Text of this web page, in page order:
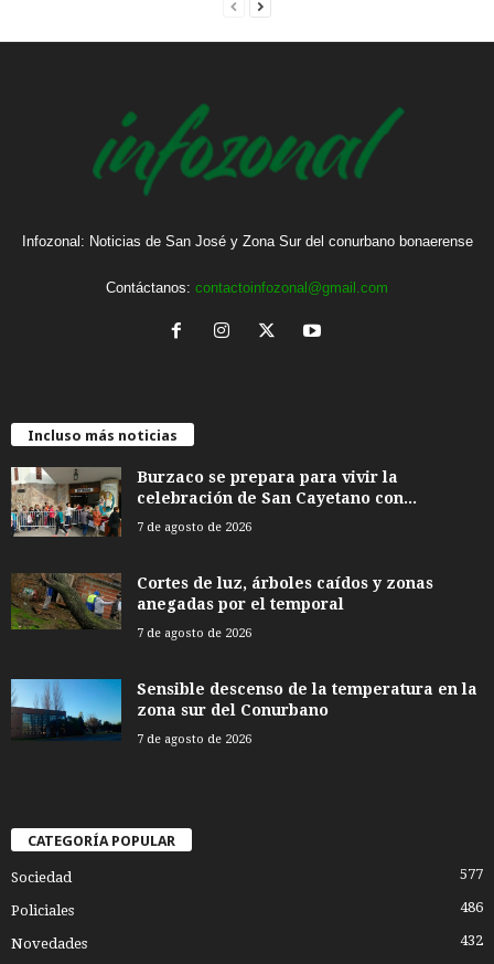
Infozonal: Noticias de San José y Zona Sur del conurbano bonaerense
Contáctanos: contactoinfozonal@gmail.com
Incluso más noticias
Burzaco se prepara para vivir la
celebración de San Cayetano con...
7 de agosto de 2026
Cortes de luz, árboles caídos y zonas
anegadas por el temporal
7 de agosto de 2026
Sensible descenso de la temperatura en la
zona sur del Conurbano
7 de agosto de 2026
CATEGORÍA POPULAR
Sociedad 577
Policiales 486
Novedades 432